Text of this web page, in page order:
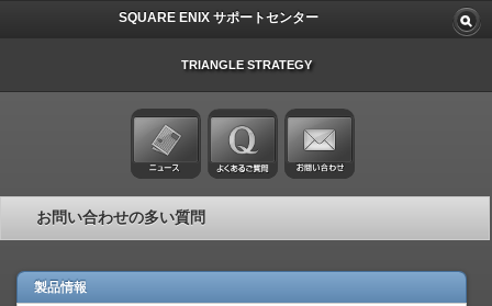
SQUARE ENIX サポートセンター
TRIANGLE STRATEGY
お問い合わせの多い質問
製品情報